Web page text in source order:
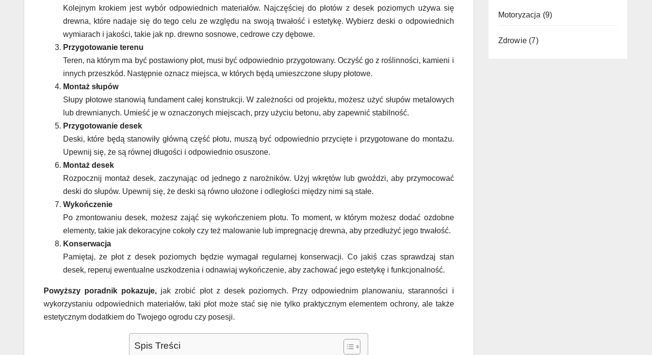
Kolejnym krokiem jest wybór odpowiednich materiałów. Najczęściej do płotów z desek poziomych używa się
drewna, które nadaje się do tego celu ze względu na swoją trwałość i estetykę. Wybierz deski o odpowiednich
wymiarach i jakości, takie jak np. drewno sosnowe, cedrowe czy dębowe.
Przygotowanie terenu
Teren, na którym ma być postawiony płot, musi być odpowiednio przygotowany. Oczyść go z roślinności, kamieni i
innych przeszkód. Następnie oznacz miejsca, w których będą umieszczone słupy płotowe.
Montaż słupów
Słupy płotowe stanowią fundament całej konstrukcji. W zależności od projektu, możesz użyć słupów metalowych
lub drewnianych. Umieść je w oznaczonych miejscach, przy użyciu betonu, aby zapewnić stabilność.
Przygotowanie desek
Deski, które będą stanowiły główną część płotu, muszą być odpowiednio przycięte i przygotowane do montażu.
Upewnij się, że są równej długości i odpowiednio osuszone.
Montaż desek
Rozpocznij montaż desek, zaczynając od jednego z narożników. Użyj wkrętów lub gwoździ, aby przymocować
deski do słupów. Upewnij się, że deski są równo ułożone i odległości między nimi są stałe.
Wykończenie
Po zmontowaniu desek, możesz zająć się wykończeniem płotu. To moment, w którym możesz dodać ozdobne
elementy, takie jak dekoracyjne cokoły czy też malowanie lub impregnację drewna, aby przedłużyć jego trwałość.
Konserwacja
Pamiętaj, że płot z desek poziomych będzie wymagał regularnej konserwacji. Co jakiś czas sprawdzaj stan
desek, reperuj ewentualne uszkodzenia i odnawiaj wykończenie, aby zachować jego estetykę i funkcjonalność.
Powyższy poradnik pokazuje, jak zrobić płot z desek poziomych. Przy odpowiednim planowaniu, staranności i
wykorzystaniu odpowiednich materiałów, taki płot może stać się nie tylko praktycznym elementem ochrony, ale także
estetycznym dodatkiem do Twojego ogrodu czy posesji.
Spis Treści
Motoryzacja (9)
Zdrowie(7)